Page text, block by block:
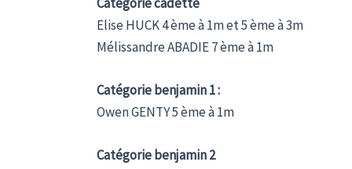
Elise HUCK 4 ème à 1m et 5 ème à 3m
Mélissandre ABADIE 7 ème à 1m
Catégorie benjamin 1 :
Owen GENTY 5 ème à 1m
Catégorie benjamin 2